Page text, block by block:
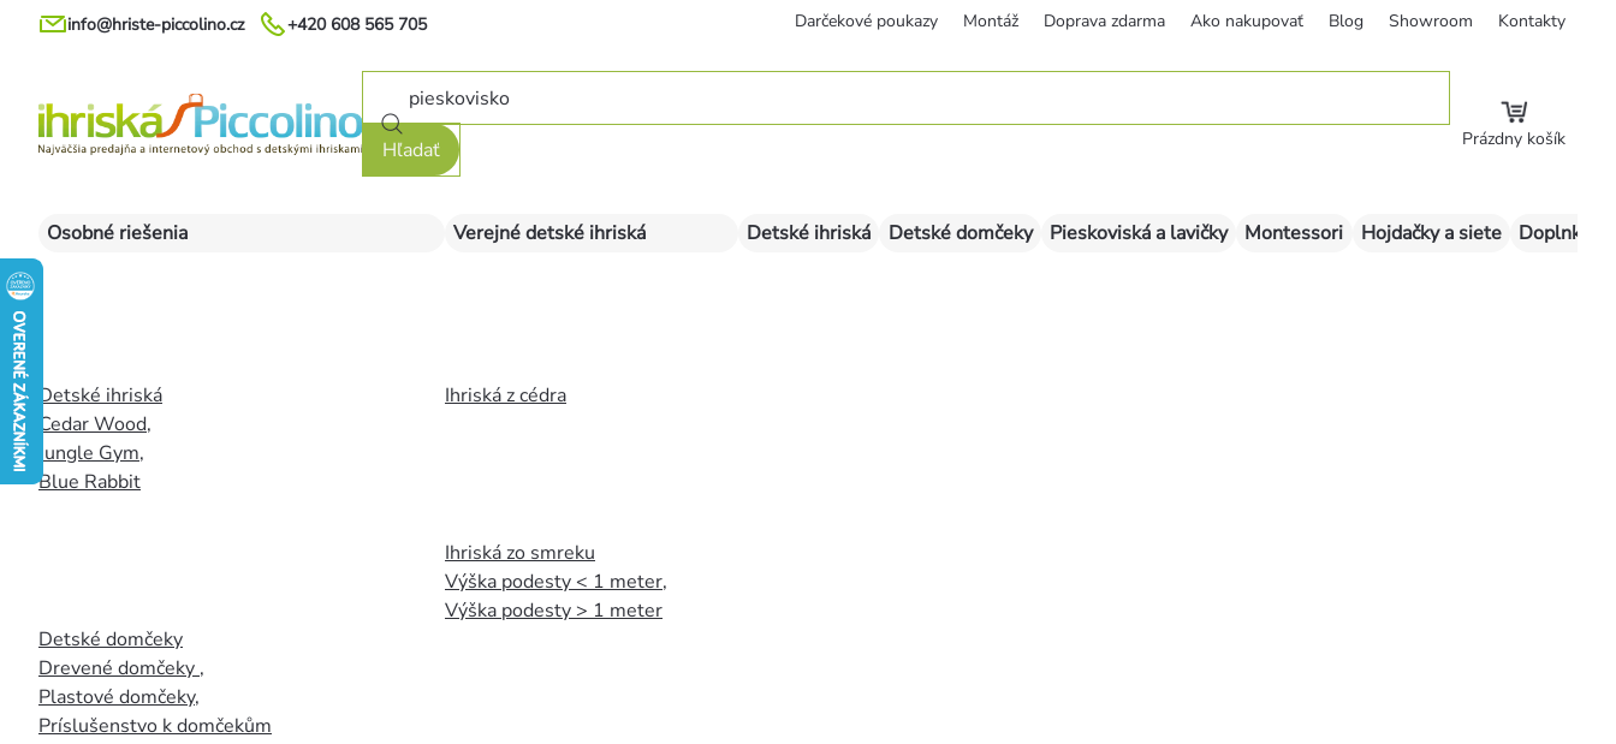
Prejsť
+420 608 565 705
info@hriste-piccolino.cz Darčekové poukazy Montáž Doprava zdarma Ako nakupovať Blog Showroom Kontakty
Hľadať Prázdny košík
Osobné riešenia
Detské ihriská
Cedar Wood,
Jungle Gym,
Blue Rabbit
Detské domčeky
Drevené domčeky ,
Plastové domčeky,
Príslušenstvo k domčekům
Verejné detské ihriská
Ihriská z cédra
Ihriská zo smreku
Výška podesty < 1 meter,
Výška podesty > 1 meter
Detské ihriská Detské domčeky Pieskoviská a lavičky Montessori Hojdačky a siete Doplnky